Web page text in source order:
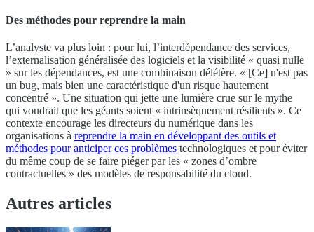
Des méthodes pour reprendre la main
L’analyste va plus loin : pour lui, l’interdépendance des services,
l’externalisation généralisée des logiciels et la visibilité « quasi nulle
» sur les dépendances, est une combinaison délétère. « [Ce] n'est pas
un bug, mais bien une caractéristique d'un risque hautement
concentré ». Une situation qui jette une lumière crue sur le mythe
qui voudrait que les géants soient « intrinsèquement résilients ». Ce
contexte encourage les directeurs du numérique dans les
organisations à reprendre la main en développant des outils et
méthodes pour anticiper ces problèmes technologiques et pour éviter
du même coup de se faire piéger par les « zones d’ombre
contractuelles » des modèles de responsabilité du cloud.
Autres articles